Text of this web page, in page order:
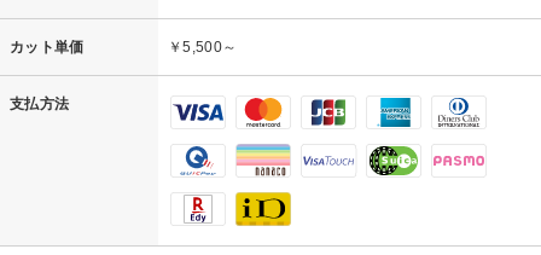
カット単価 ￥5,500～
支払方法